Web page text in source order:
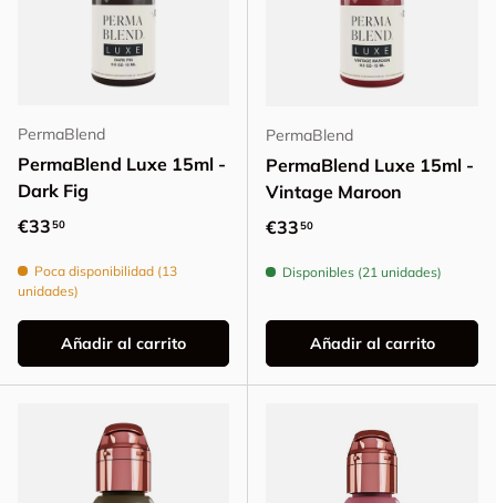
PermaBlend
PermaBlend Luxe 15ml -
Dark Fig
Precio normal
€3350
Poca disponibilidad (13
unidades)
Añadir al carrito
PermaBlend
PermaBlend Luxe 15ml -
Vintage Maroon
Precio normal
€3350
Disponibles (21 unidades)
Añadir al carrito